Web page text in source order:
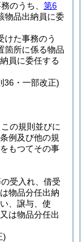
のうち、 第6
物品出納員に委
けた事務のう
箇所に係る物品
員に委任する
36・一部改正)
の規則並びに
例及び他の規
もつてその事
受入れ、借受
物品分任出納
、譲与、使
は物品分任出
)